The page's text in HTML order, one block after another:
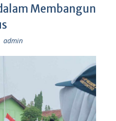
Membangun
admin